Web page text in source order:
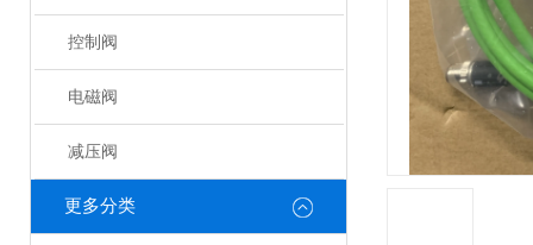
控制阀
电磁阀
减压阀
更多分类